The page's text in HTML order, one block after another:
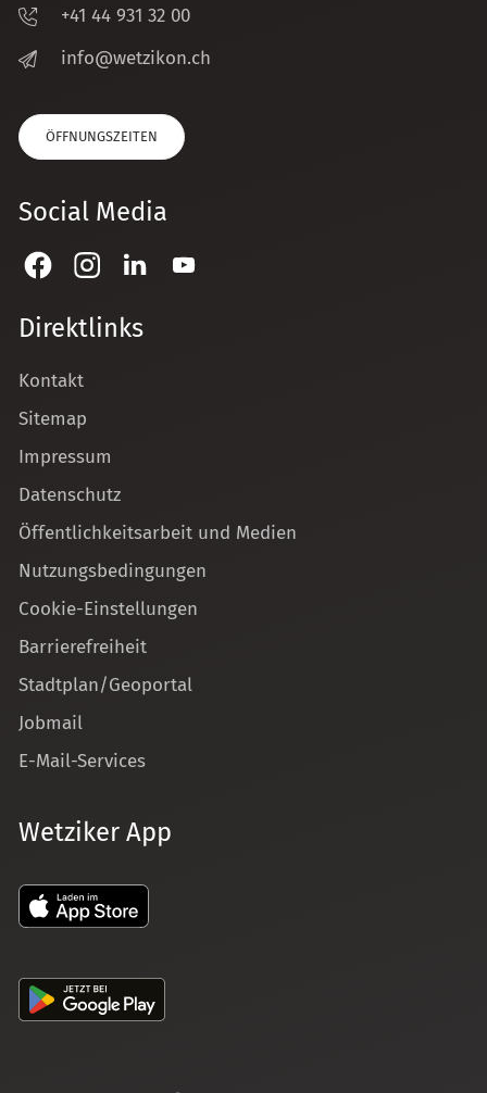
+41 44 931 32 00
nf
w tz k n ch
ÖFFNUNGSZEITEN
Social Media
Direktlinks
Kontakt
Sitemap
Impressum
Datenschutz
Öffentlichkeitsarbeit und Medien
Nutzungsbedingungen
Cookie-Einstellungen
Barrierefreiheit
Stadtplan/Geoportal
Jobmail
E-Mail-Services
Wetziker App